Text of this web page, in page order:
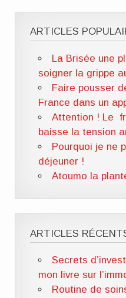
ARTICLES
La Brisée une
soigner la grippe
Faire pousser
France dans un
Attention ! Le
baisse la tension
Pourquoi je ne
déjeuner !
Atoumo la
ARTICLES
Secrets
mon livre sur
Routine de